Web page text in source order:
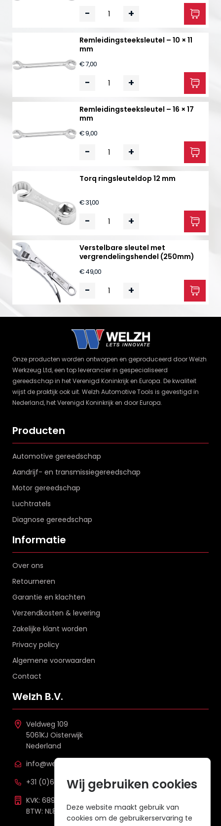
- +
Remleidingsteeksleutel – 10 × 11
mm
€ 7,00
- +
Remleidingsteeksleutel – 16 × 17
mm
€ 9,00
- +
Torq ringsleuteldop 12 mm
€ 31,00
- +
Verstelbare sleutel met
vergrendelingshendel (250mm)
€ 49,00
- +
Onze producten worden ontworpen en geproduceerd door Welzh
Werkzeug Ltd, een top leverancier in gespecialiseerd
gereedschap in het Verenigd Koninkrijk en Europa. De kwaliteit
wijst de praktijk ook uit. Welzh Automotive Tools is gevestigd in
Nederland, het Verenigd Koninkrijk en door Europa.
Producten
Automotive gereedschap
Aandrijf- en transmissiegereedschap
Motor gereedschap
Luchtratels
Diagnose gereedschap
Informatie
Over ons
Retourneren
Garantie en klachten
Verzendkosten & levering
Zakelijke klant worden
Privacy policy
Algemene voorwaarden
Contact
Welzh B.V.
Veldweg 109
5061KJ Oisterwijk
Nederland
info@welzh.nl
+31 (0)6 26 51 83 20
KVK: 68977387
BTW: NL857672988B01
Wij gebruiken cookies
Deze website maakt gebruik van
cookies om de gebruikerservaring te